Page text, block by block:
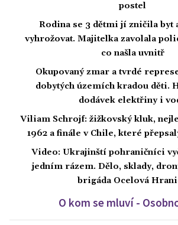
postel
Rodina se 3 dětmi jí zničila byt
vyhrožovat. Majitelka zavolala
co našla uvnitř
Okupovaný zmar a tvrdé
dobytých územích kradou děti.
dodávek elektřiny i
Viliam Schrojf: žižkovský kluk,
1962 a finále v Chile, které
Video: Ukrajinští pohraničníci
jedním rázem. Dělo, sklady,
brigáda Ocelová
O kom se mluví -